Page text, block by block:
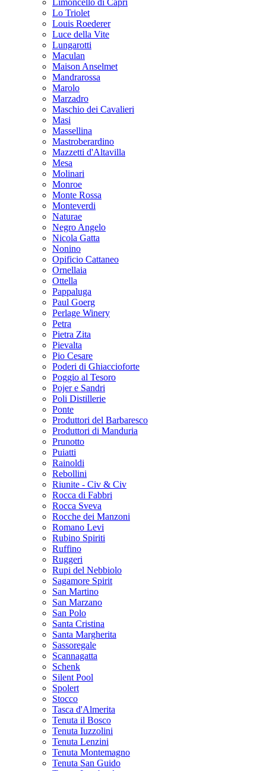
Limoncello di Capri
Lo Triolet
Louis Roederer
Luce della Vite
Lungarotti
Maculan
Maison Anselmet
Mandrarossa
Marolo
Marzadro
Maschio dei Cavalieri
Masi
Massellina
Mastroberardino
Mazzetti d'Altavilla
Mesa
Molinari
Monroe
Monte Rossa
Monteverdi
Naturae
Negro Angelo
Nicola Gatta
Nonino
Opificio Cattaneo
Ornellaia
Ottella
Pappaluga
Paul Goerg
Perlage Winery
Petra
Pietra Zita
Pievalta
Pio Cesare
Poderi di Ghiaccioforte
Poggio al Tesoro
Pojer e Sandri
Poli Distillerie
Ponte
Produttori del Barbaresco
Produttori di Manduria
Prunotto
Puiatti
Rainoldi
Rebollini
Riunite - Civ & Civ
Rocca di Fabbri
Rocca Sveva
Rocche dei Manzoni
Romano Levi
Rubino Spiriti
Ruffino
Ruggeri
Rupi del Nebbiolo
Sagamore Spirit
San Martino
San Marzano
San Polo
Santa Cristina
Santa Margherita
Sassoregale
Scannagatta
Schenk
Silent Pool
Spolert
Stocco
Tasca d'Almerita
Tenuta il Bosco
Tenuta Iuzzolini
Tenuta Lenzini
Tenuta Montemagno
Tenuta San Guido